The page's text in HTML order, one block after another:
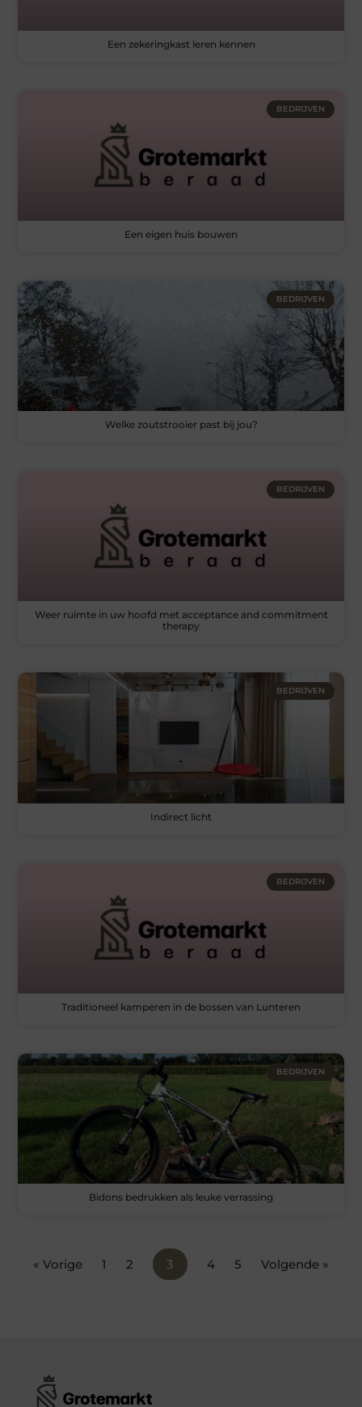
Een zekeringkast leren kennen
BEDRIJVEN
Een eigen huis bouwen
BEDRIJVEN
Welke zoutstrooier past bij jou?
BEDRIJVEN
Weer ruimte in uw hoofd met acceptance and commitment
therapy
BEDRIJVEN
Indirect licht
BEDRIJVEN
Traditioneel kamperen in de bossen van Lunteren
BEDRIJVEN
Bidons bedrukken als leuke verrassing
« Vorige 1 2 3 4 5 Volgende »